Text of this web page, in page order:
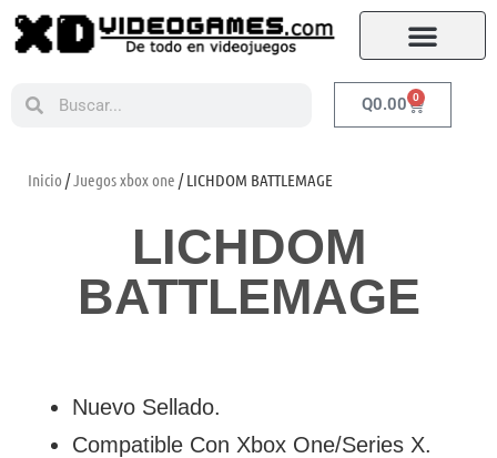
Q0.00 0
Inicio /Juegos xbox one / LICHDOM BATTLEMAGE
LICHDOM
BATTLEMAGE
Nuevo Sellado.
Compatible Con Xbox One/Series X.